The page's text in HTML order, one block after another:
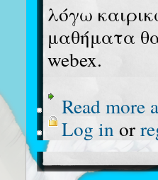
λόγω
μαθήματα
webex.
Read more
Log in or